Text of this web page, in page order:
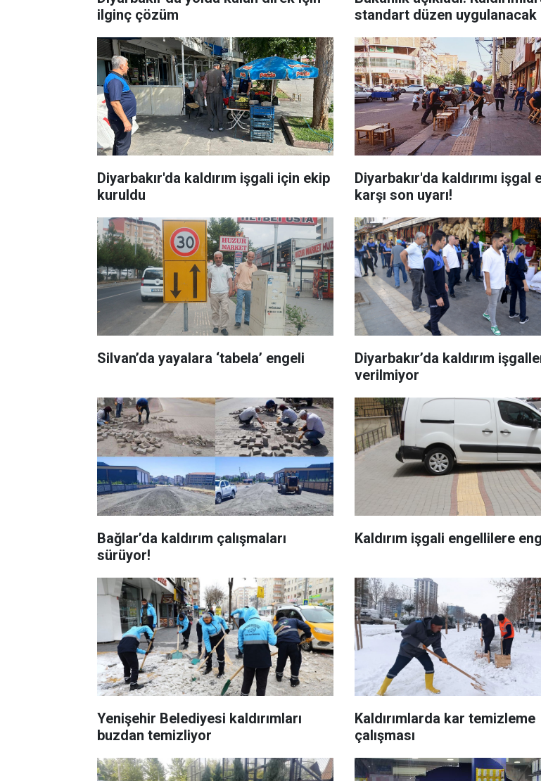
ilginç çözüm
standart düzen uygulanacak
Diyarbakır'da kaldırım işgali için ekip
kuruldu
Diyarbakır'da kaldırımı işgal
karşı son uyarı!
Silvan’da yayalara ‘tabela’ engeli
Diyarbakır’da kaldırım
verilmiyor
Bağlar’da kaldırım çalışmaları
sürüyor!
Kaldırım işgali engellilere
Yenişehir Belediyesi kaldırımları
buzdan temizliyor
Kaldırımlarda kar temizleme
çalışması